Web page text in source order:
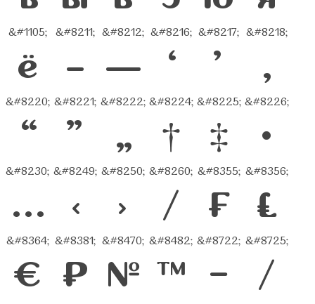
&#1105;
ё
&#8211;
–
&#8212;
—
&#8216;
‘
&#8217;
’
&#8218;
‚
&#8220;
“
&#8221;
”
&#8222;
„
&#8224;
†
&#8225;
‡
&#8226;
•
&#8230;
…
&#8249;
‹
&#8250;
›
&#8260;
⁄
&#8355;
₣
&#8356;
₤
&#8364;
€
&#8381;
₽
&#8470;
№
&#8482;
™
&#8722;
−
&#8725;
∕